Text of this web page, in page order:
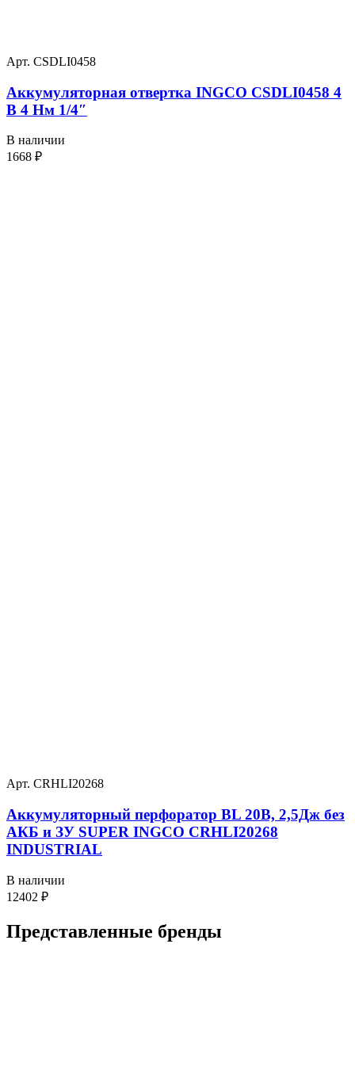
Арт. CSDLI0458
Аккумуляторная отвертка INGCO CSDLI0458 4
В 4 Нм 1/4″
В наличии
1668 ₽
Арт. CRHLI20268
Аккумуляторный перфоратор BL 20В, 2,5Дж без
АКБ и ЗУ SUPER INGCO CRHLI20268
INDUSTRIAL
В наличии
12402 ₽
Представленные бренды